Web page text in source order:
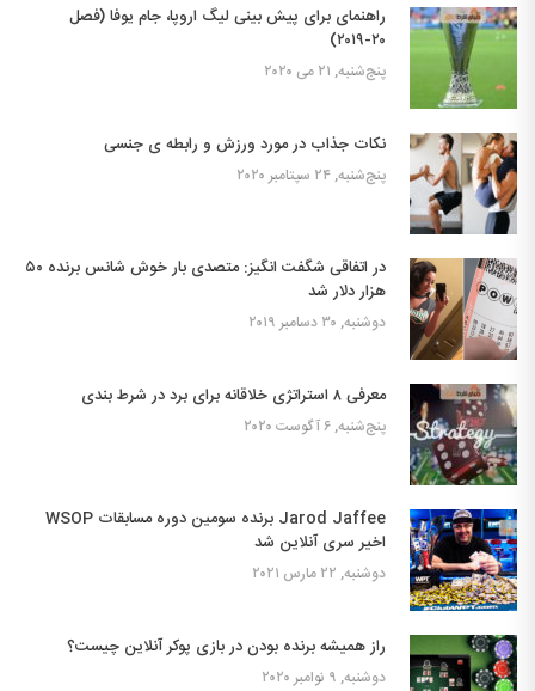
راهنمای برای پیش بینی لیگ اروپا، جام یوفا (فصل
۲۰-۲۰۱۹)
پنج‌شنبه, ۲۱ می ۲۰۲۰
نکات جذاب در مورد ورزش و رابطه ی جنسی
پنج‌شنبه, ۲۴ سپتامبر ۲۰۲۰
در اتفاقی شگفت انگیز: متصدی بار خوش شانس برنده ۵۰
هزار دلار شد
دوشنبه, ۳۰ دسامبر ۲۰۱۹
معرفی ۸ استراتژی خلاقانه برای برد در شرط بندی
پنج‌شنبه, ۶ آگوست ۲۰۲۰
Jarod Jaffee برنده سومین دوره مسابقات WSOP
اخیر سری آنلاین شد
دوشنبه, ۲۲ مارس ۲۰۲۱
راز همیشه برنده بودن در بازی پوکر آنلاین چیست؟
دوشنبه, ۹ نوامبر ۲۰۲۰